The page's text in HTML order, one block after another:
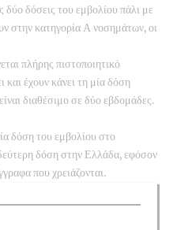
δύο δόσεις του εμβολίου πάλι με
στην κατηγορία Α νοσημάτων, οι
πλήρης πιστοποιητικό
έχουν κάνει τη μία δόση
διαθέσιμο σε δύο εβδομάδες.
δόση του εμβολίου στο
δόση στην Ελλάδα, εφόσον
που χρειάζονται.